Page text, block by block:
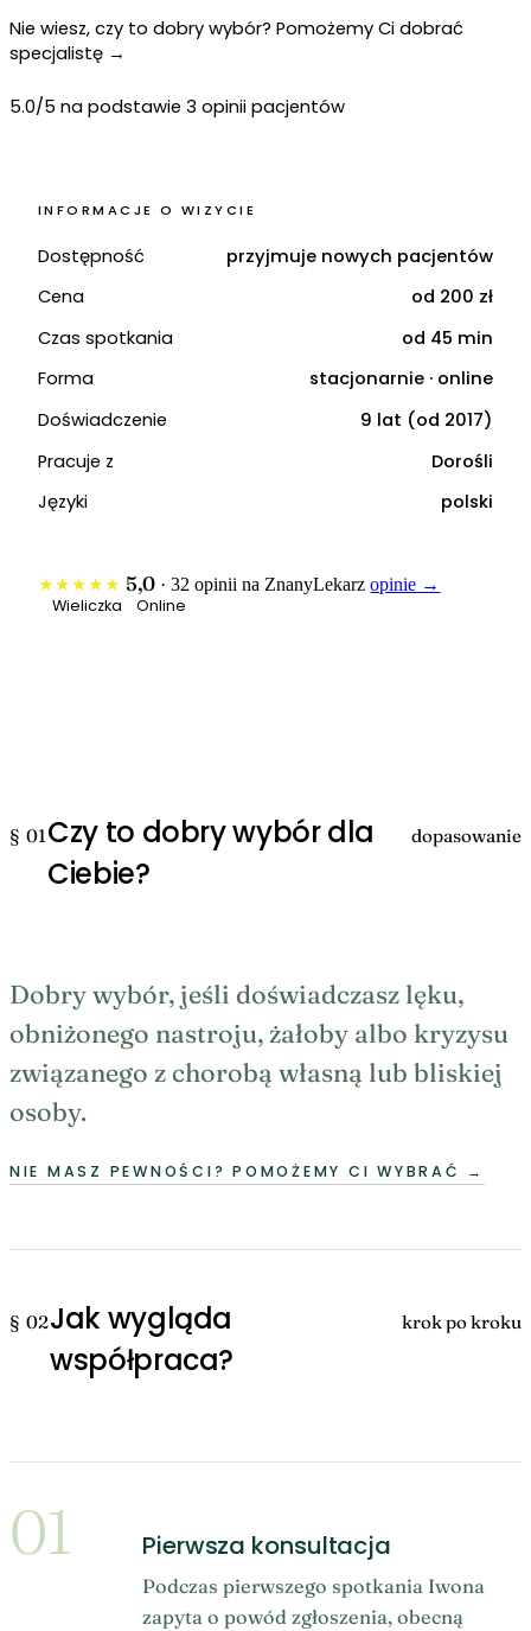
Nie wiesz, czy to dobry wybór? Pomożemy Ci dobrać
specjalistę →
5.0/5 na podstawie 3 opinii pacjentów
INFORMACJE O WIZYCIE
Dostępność
przyjmuje nowych pacjentów
Cena
od 200 zł
Czas spotkania
od 45 min
Forma
stacjonarnie · online
Doświadczenie
9 lat (od 2017)
Pracuje z
Dorośli
Języki
polski
★★★★★ 5,0 · 32 opinii na ZnanyLekarz opinie →
Wieliczka
Online
§ 01Czy to dobry wybór dla
Ciebie?
dopasowanie
Dobry wybór, jeśli doświadczasz lęku,
obniżonego nastroju, żałoby albo kryzysu
związanego z chorobą własną lub bliskiej
osoby.
NIE MASZ PEWNOŚCI? POMOŻEMY CI WYBRAĆ →
§ 02Jak wygląda
współpraca?
krok po kroku
01 Pierwsza konsultacja
Podczas pierwszego spotkania Iwona
zapyta o powód zgłoszenia, obecną